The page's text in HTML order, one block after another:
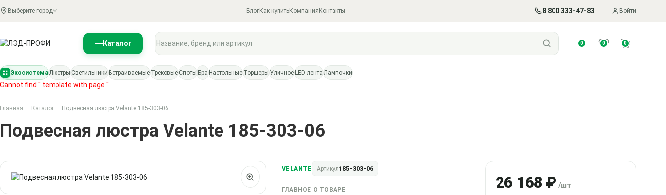
Выберите город БлогКак купитьКомпания Контакты 8 800 333-47-83 Войти
Каталог
Поиск по каталогу
0 0 0
ЭкосистемаЛюстры Светильники Встраиваемые Трековые Споты Бра Настольные Торшеры Уличное LED-лента Лампочки
Cannot find '' template with page ''
Главная Каталог Подвесная люстра Velante 185-303-06
Подвесная люстра Velante 185-303-06
VELANTE Артикул185-303-06
ГЛАВНОЕ О ТОВАРЕ 26 168 ₽ /шт